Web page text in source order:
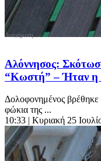
Αλόννησoς:
“Κωστή” – Ήταν η
Δολοφονημένος
φώκια της ...
10:33 | Κυριακή 25